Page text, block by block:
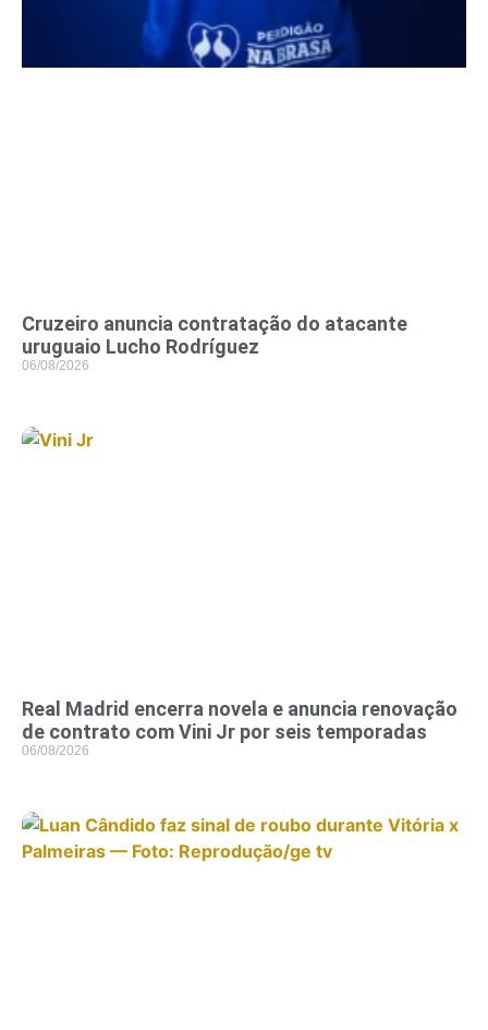
Cruzeiro anuncia contratação do atacante
uruguaio Lucho Rodríguez
06/08/2026
Real Madrid encerra novela e anuncia renovação
de contrato com Vini Jr por seis temporadas
06/08/2026